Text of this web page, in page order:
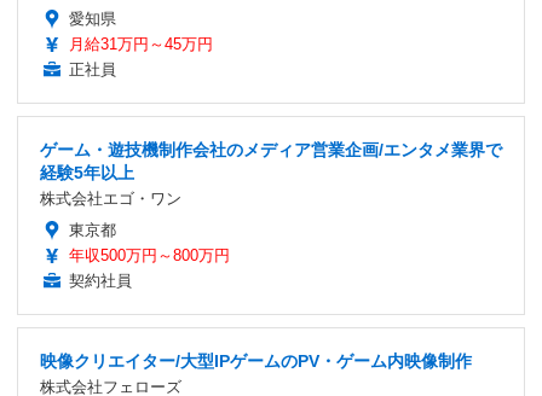
愛知県
月給31万円～45万円
正社員
ゲーム・遊技機制作会社のメディア営業企画/エンタメ業界で
経験5年以上
株式会社エゴ・ワン
東京都
年収500万円～800万円
契約社員
映像クリエイター/大型IPゲームのPV・ゲーム内映像制作
株式会社フェローズ